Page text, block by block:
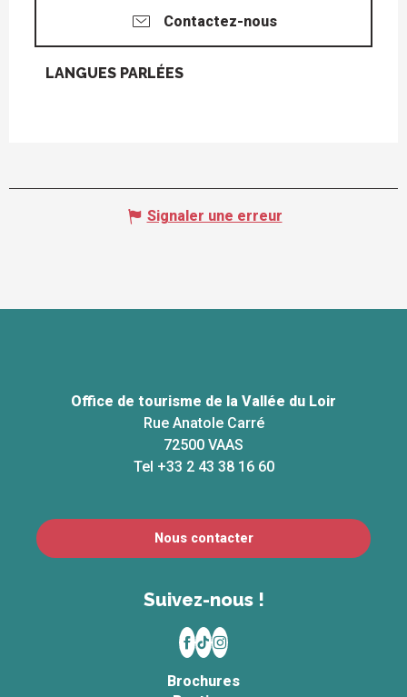
Contactez-nous
LANGUES PARLÉES
LANGUES PARLÉES
Signaler une erreur
Office de tourisme de la Vallée du Loir
Rue Anatole Carré
72500 VAAS
Tel +33 2 43 38 16 60
Nous contacter
Suivez-nous !
Brochures